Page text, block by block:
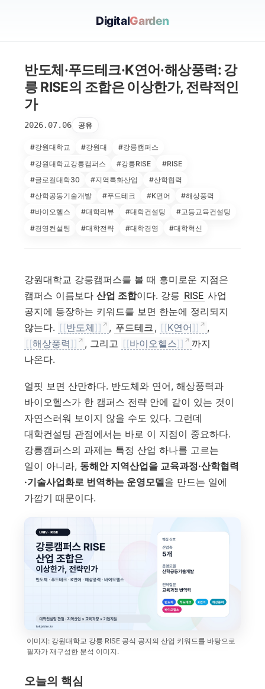
DigitalGarden
반도체·푸드테크·K연어·해상풍력: 강
릉 RISE의 조합은 이상한가, 전략적인
가
2026.07.06 공유
#강원대학교 #강원대
#강릉캠퍼스
#강원대학교강릉캠퍼스
#강릉RISE
#RISE
#글로컬대학30
#지역특화산업
#산학협력
#산학공동기술개발
#푸드테크 #K연어
#해상풍력
#바이오헬스
#대학리뷰 #대학컨설팅
#고등교육컨설팅
#경영컨설팅
#대학전략 #대학경영 #대학혁신
강원대학교 강릉캠퍼스를 볼 때 흥미로운 지점은
캠퍼스 이름보다산업 조합이다. 강릉 RISE 사업
공지에 등장하는 키워드를 보면 한눈에 정리되지
않는다. [[반도체]] , 푸드테크 , [[K연어]]
,
[[해상풍력]] , 그리고 [[바이오헬스]]
까지
나온다.
얼핏 보면 산만하다. 반도체와 연어, 해상풍력과
바이오헬스가 한 캠퍼스 전략 안에 같이 있는 것이
자연스러워 보이지 않을 수도 있다. 그런데
대학컨설팅 관점에서는 바로 이 지점이 중요하다.
강릉캠퍼스의 과제는 특정 산업 하나를 고르는
일이 아니라, 동해안 지역산업을 교육과정·산학협력
·기술사업화로 번역하는 운영모델을 만드는 일에
가깝기 때문이다.
이미지: 강원대학교 강릉 RISE 공식 공지의 산업 키워드를 바탕으로
필자가 재구성한 분석 이미지.
오늘의 핵심